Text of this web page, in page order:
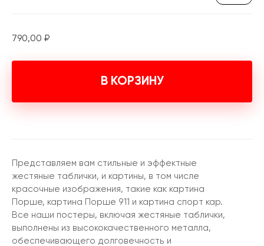
790,00 ₽
В КОРЗИНУ
Представляем вам стильные и эффектные
жестяные таблички, и картины, в том числе
красочные изображения, такие как картина
Порше, картина Порше 911 и картина спорт кар.
Все наши постеры, включая жестяные таблички,
выполнены из высококачественного металла,
обеспечивающего долговечность и